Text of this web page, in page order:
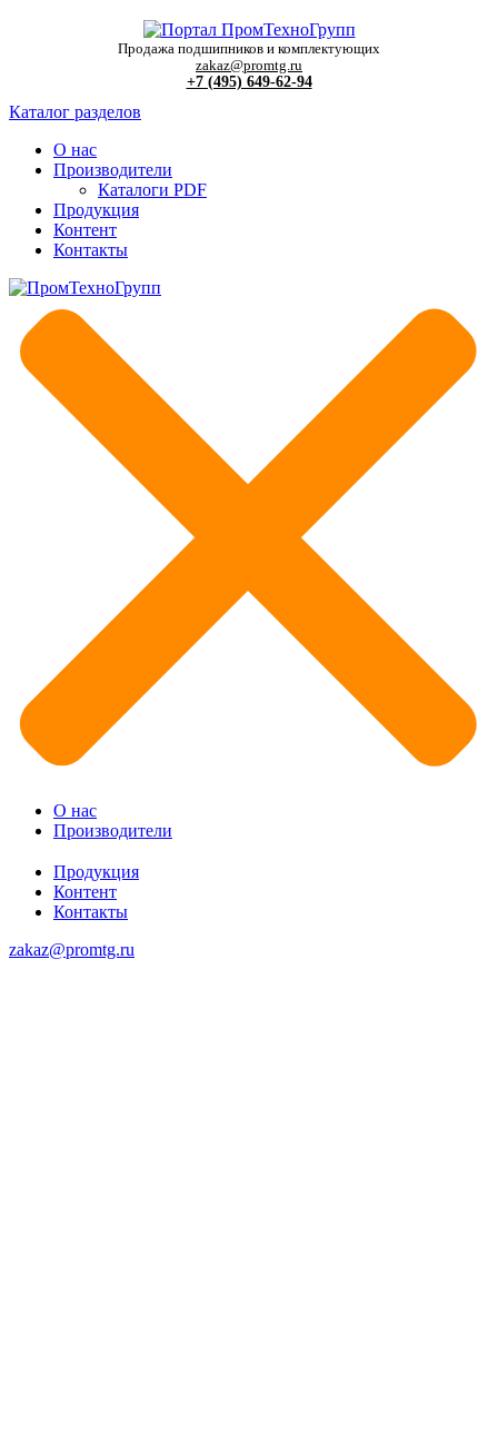
Продажа подшипников и комплектующих
zakaz@promtg.ru
+7 (495) 649-62-94
Каталог разделов
О нас
Производители
Каталоги PDF
Продукция
Контент
Контакты
О нас
Производители
Продукция
Контент
Контакты
zakaz@promtg.ru